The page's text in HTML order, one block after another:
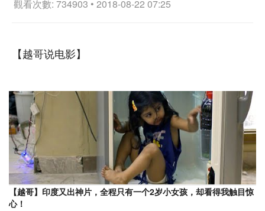
觀看次數: 734903 • 2018-08-22 07:25
【越哥说电影】
【越哥】印度又出神片，全程只有一个2岁小女孩，却看得我触目惊
心！